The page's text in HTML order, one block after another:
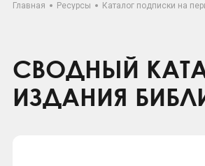
Главная Ресурсы Каталог подписки на
СВОДНЫЙ
ИЗДАНИЯ